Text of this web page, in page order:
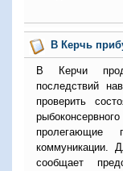
В Керчь
В Керчи
последствий
проверить
пролегающие
коммуникации.
сообщает